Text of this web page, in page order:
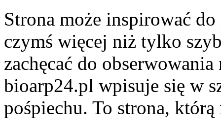
Strona może inspirować
czymś więcej niż tylko
zachęcać do
bioarp24.pl wpisuje się w
pośpiechu. To strona,